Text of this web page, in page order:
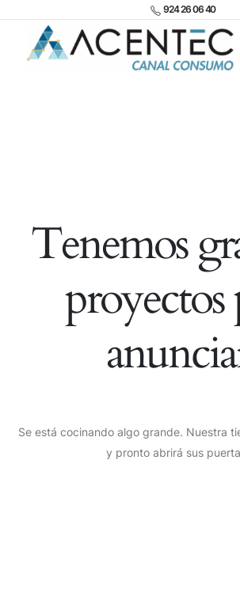
924 26 06 40
Tenemos
proyectos
Se está cocinando algo grande. Nuestra
y pronto abrirá sus